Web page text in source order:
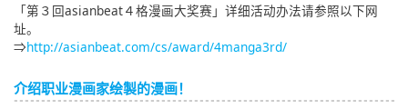
「第３回asianbeat４格漫画大奖赛」详细活动办法请参照以下网
址。
⇒http://asianbeat.com/cs/award/4manga3rd/
介绍职业漫画家绘製的漫画！